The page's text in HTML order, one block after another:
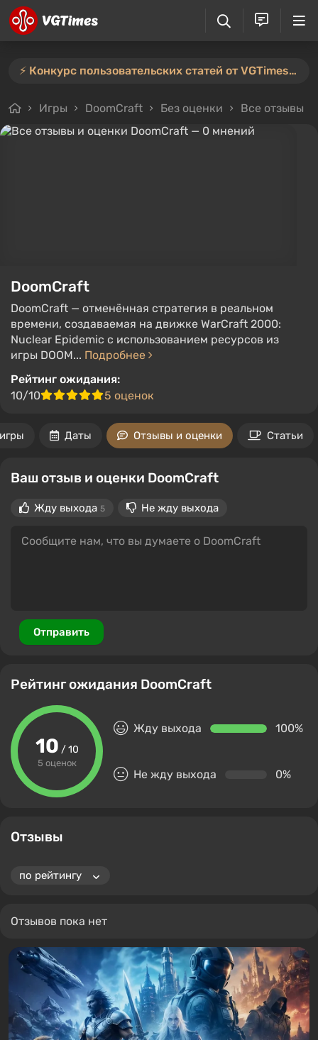
⚡️ Конкурс пользовательских статей от VGTimes продлён — участвуйте тут ⚡️
Игры DoomCraft Без оценки Все отзывы
DoomCraft
DoomCraft — отменённая стратегия в реальном
времени, создаваемая на движке WarCraft 2000:
Nuclear Epidemic с использованием ресурсов из
игры DOOM... Подробнее
Рейтинг ожидания:
10/10
5 оценок
Даты Отзывы и оценки Статьи
Ваш отзыв и оценки DoomCraft
Жду выхода 5 Не жду выхода
Отправить
Рейтинг ожидания DoomCraft
10 / 10
5 оценок
Жду выхода 100%
Не жду выхода 0%
Отзывы
Отзывов пока нет